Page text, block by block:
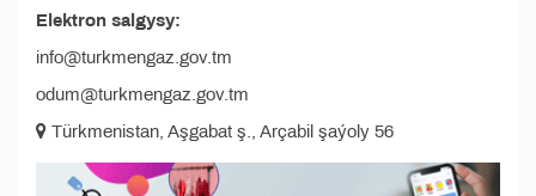
Elektron salgysy:
info@turkmengaz.gov.tm
odum@turkmengaz.gov.tm
Türkmenistan, Aşgabat ş., Arçabil şaýoly 56